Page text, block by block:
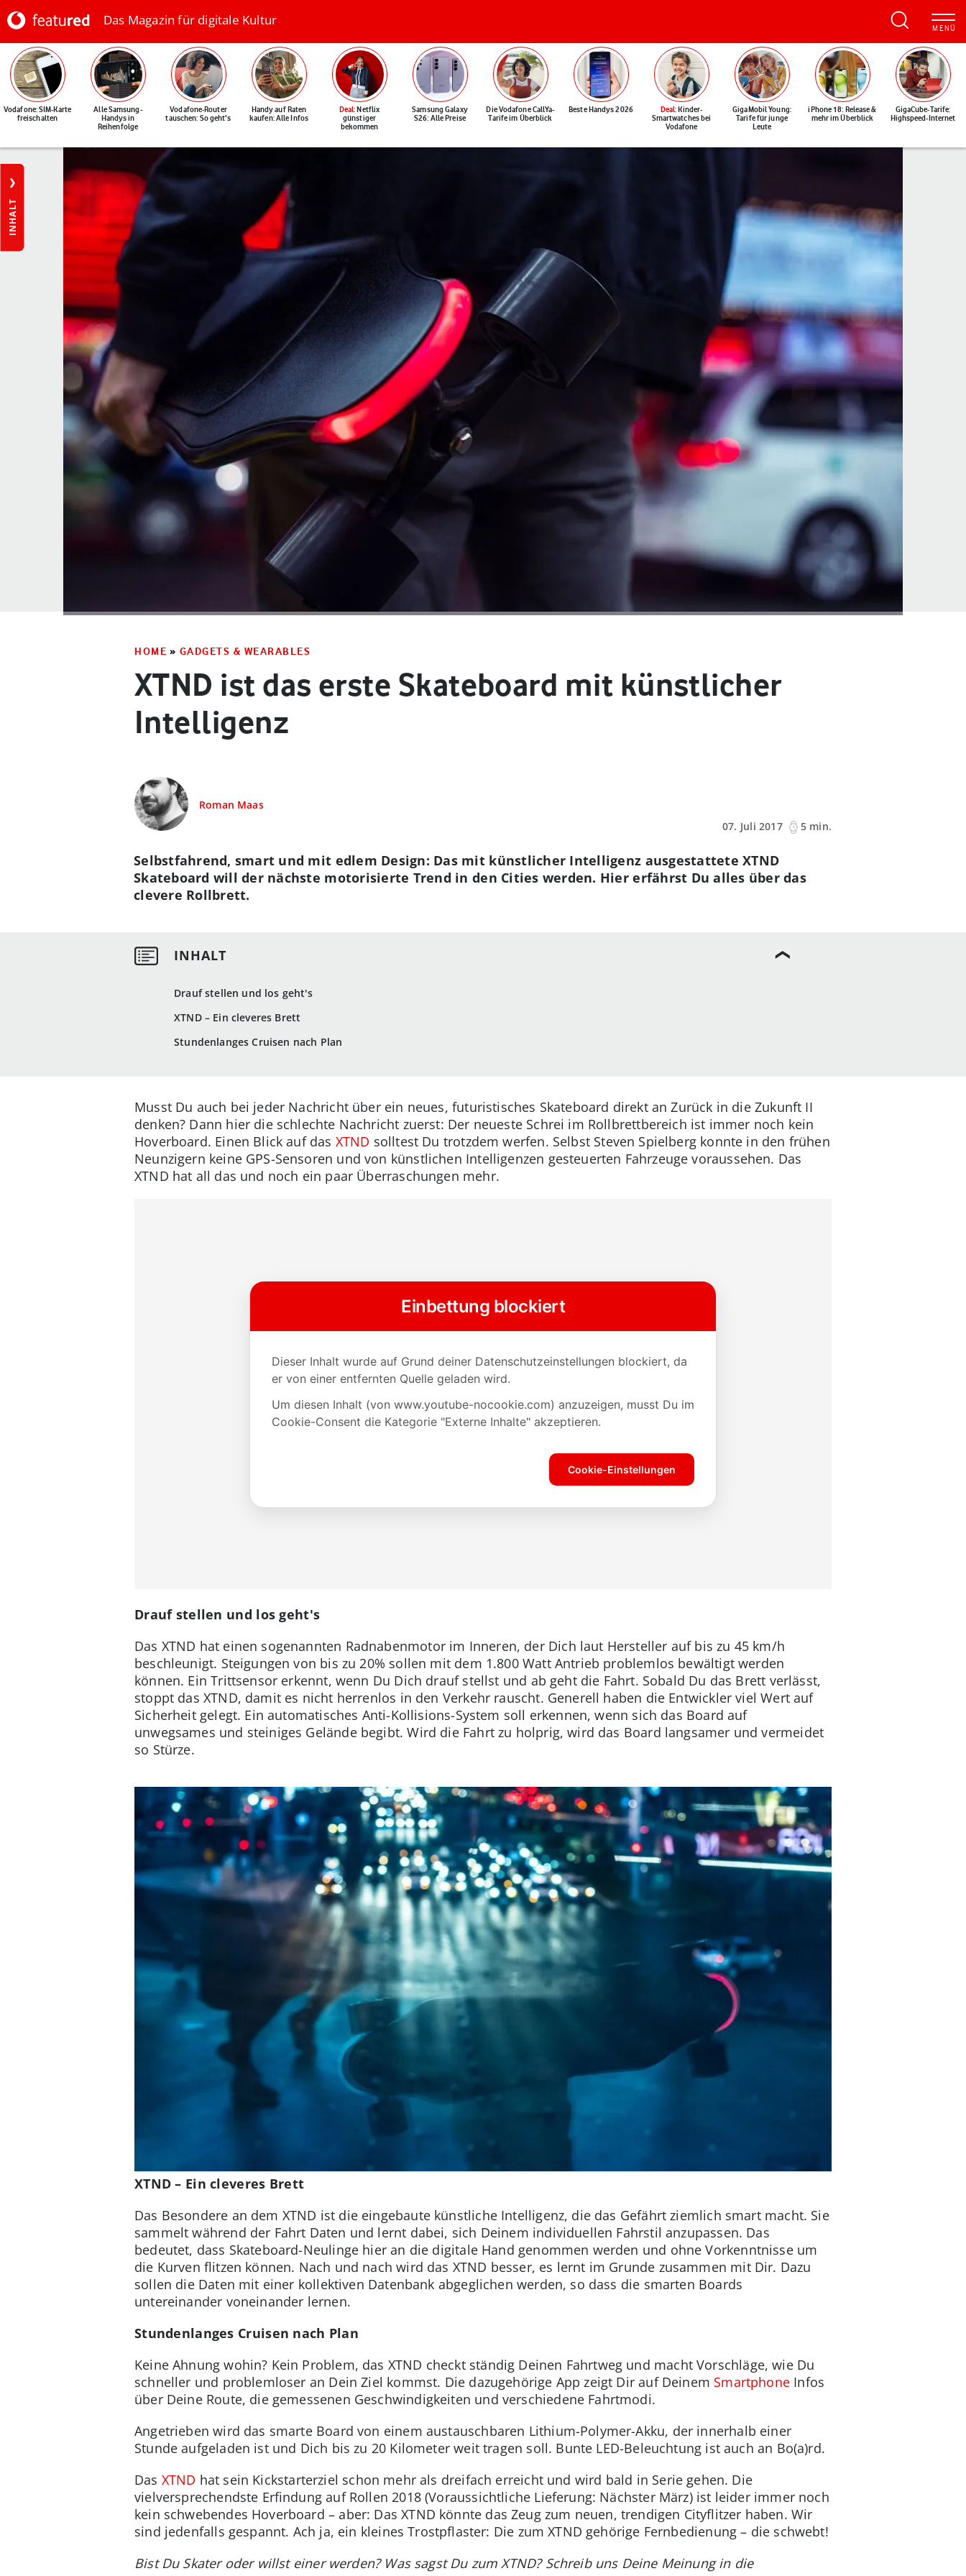
Das Magazin für digitale Kultur
Vodafone: SIM-Karte
freischalten
Alle Samsung-
Handys in
Reihenfolge
Vodafone-Router
tauschen: So geht's
Handy auf Raten
kaufen: Alle Infos
Deal: Netflix
günstiger
bekommen
Samsung Galaxy
S26: Alle Preise
Die Vodafone CallYa-
Tarife im Überblick
Beste Handys 2026 Deal: Kinder-
Smartwatches bei
Vodafone
GigaMobil Young:
Tarife für junge
Leute
iPhone 18: Release &
mehr im Überblick
GigaCube-Tarife:
Highspeed-Internet
INHALT
HOME » GADGETS & WEARABLES
XTND ist das erste Skateboard mit künstlicher
Intelligenz
Roman Maas
07. Juli 2017
5 min.
Drauf stellen und los geht's
XTND – Ein cleveres Brett
Stundenlanges Cruisen nach Plan
Selbstfahrend, smart und mit edlem Design: Das mit künstlicher Intelligenz ausgestattete XTND
Skateboard will der nächste motorisierte Trend in den Cities werden. Hier erfährst Du alles über das
clevere Rollbrett.
Musst Du auch bei jeder Nachricht über ein neues, futuristisches Skateboard direkt an Zurück in die Zukunft II
denken? Dann hier die schlechte Nachricht zuerst: Der neueste Schrei im Rollbrettbereich ist immer noch kein
Hoverboard. Einen Blick auf das XTND solltest Du trotzdem werfen. Selbst Steven Spielberg konnte in den frühen
Neunzigern keine GPS-Sensoren und von künstlichen Intelligenzen gesteuerten Fahrzeuge voraussehen. Das
XTND hat all das und noch ein paar Überraschungen mehr.
Drauf stellen und los geht's
Das XTND hat einen sogenannten Radnabenmotor im Inneren, der Dich laut Hersteller auf bis zu 45 km/h
beschleunigt. Steigungen von bis zu 20% sollen mit dem 1.800 Watt Antrieb problemlos bewältigt werden
können. Ein Trittsensor erkennt, wenn Du Dich drauf stellst und ab geht die Fahrt. Sobald Du das Brett verlässt,
stoppt das XTND, damit es nicht herrenlos in den Verkehr rauscht. Generell haben die Entwickler viel Wert auf
Sicherheit gelegt. Ein automatisches Anti-Kollisions-System soll erkennen, wenn sich das Board auf
unwegsames und steiniges Gelände begibt. Wird die Fahrt zu holprig, wird das Board langsamer und vermeidet
so Stürze.
XTND – Ein cleveres Brett
Das Besondere an dem XTND ist die eingebaute künstliche Intelligenz, die das Gefährt ziemlich smart macht. Sie
sammelt während der Fahrt Daten und lernt dabei, sich Deinem individuellen Fahrstil anzupassen. Das
bedeutet, dass Skateboard-Neulinge hier an die digitale Hand genommen werden und ohne Vorkenntnisse um
die Kurven flitzen können. Nach und nach wird das XTND besser, es lernt im Grunde zusammen mit Dir. Dazu
sollen die Daten mit einer kollektiven Datenbank abgeglichen werden, so dass die smarten Boards
untereinander voneinander lernen.
Stundenlanges Cruisen nach Plan
Keine Ahnung wohin? Kein Problem, das XTND checkt ständig Deinen Fahrtweg und macht Vorschläge, wie Du
schneller und problemloser an Dein Ziel kommst. Die dazugehörige App zeigt Dir auf Deinem Smartphone Infos
über Deine Route, die gemessenen Geschwindigkeiten und verschiedene Fahrtmodi.
Angetrieben wird das smarte Board von einem austauschbaren Lithium-Polymer-Akku, der innerhalb einer
Stunde aufgeladen ist und Dich bis zu 20 Kilometer weit tragen soll. Bunte LED-Beleuchtung ist auch an Bo(a)rd.
Das XTND hat sein Kickstarterziel schon mehr als dreifach erreicht und wird bald in Serie gehen. Die
vielversprechendste Erfindung auf Rollen 2018 (Voraussichtliche Lieferung: Nächster März) ist leider immer noch
kein schwebendes Hoverboard – aber: Das XTND könnte das Zeug zum neuen, trendigen Cityflitzer haben. Wir
sind jedenfalls gespannt. Ach ja, ein kleines Trostpflaster: Die zum XTND gehörige Fernbedienung – die schwebt!
Bist Du Skater oder willst einer werden? Was sagst Du zum XTND? Schreib uns Deine Meinung in die